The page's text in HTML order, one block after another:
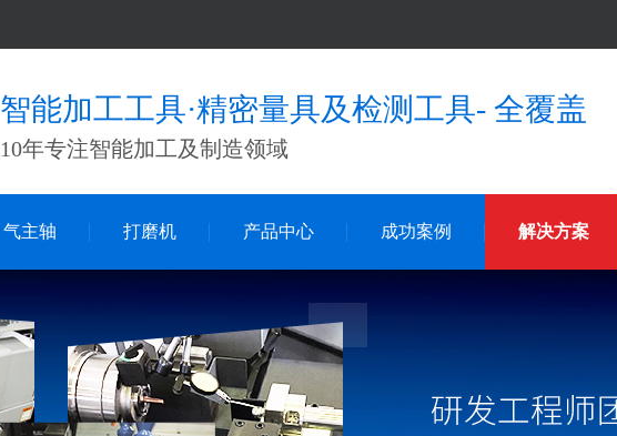
智能加工工具·精密量具及检测工具- 全覆盖
10年专注智能加工及制造领域
气主轴 打磨机 产品中心 成功案例 解决方案